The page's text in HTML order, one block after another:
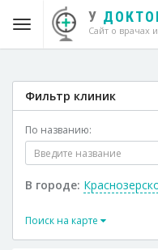
У
Сайт о врачах
Фильтр клиник
По названию:
В городе:
Поиск на карте